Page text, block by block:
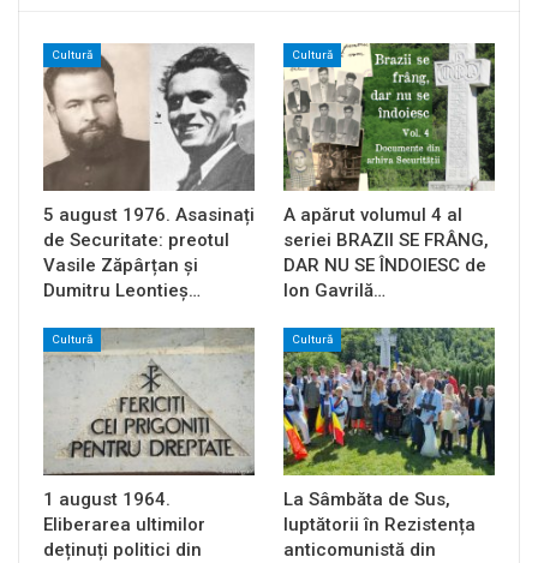
Cultură
5 august 1976. Asasinați
de Securitate: preotul
Vasile Zăpârțan și
Dumitru Leontieș…
Cultură
A apărut volumul 4 al
seriei BRAZII SE FRÂNG,
DAR NU SE ÎNDOIESC de
Ion Gavrilă…
Cultură
1 august 1964.
Eliberarea ultimilor
deținuți politici din
Cultură
La Sâmbăta de Sus,
luptătorii în Rezistența
anticomunistă din